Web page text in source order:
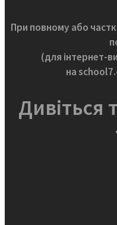
При повному або
(для інтернет-
на
Дивіться